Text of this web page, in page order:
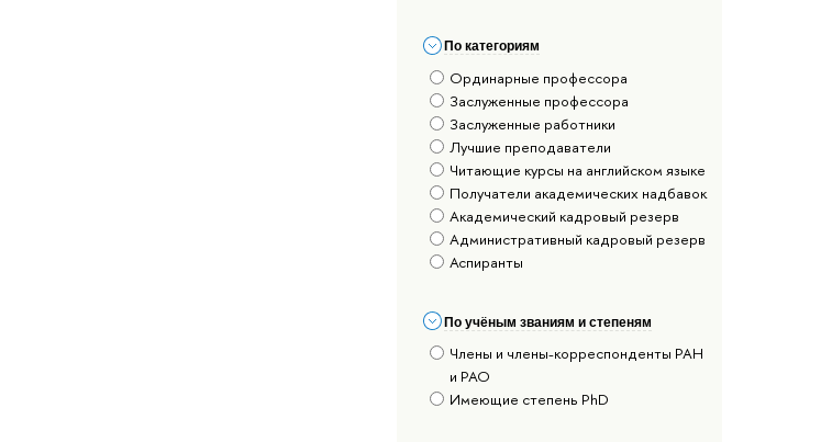
По категориям
Ординарные профессора
Заслуженные профессора
Заслуженные работники
Лучшие преподаватели
Читающие курсы на английском языке
Получатели академических надбавок
Академический кадровый резерв
Административный кадровый резерв
Аспиранты
По учёным званиям и степеням
Члены и члены-корреспонденты РАН
и РАО
Имеющие степень PhD